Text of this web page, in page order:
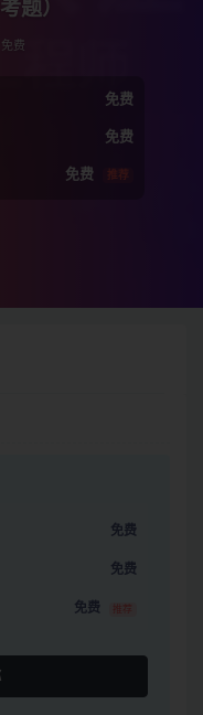
题）
免费
免费
免费
免费 推荐
免费
免费
免费 推荐